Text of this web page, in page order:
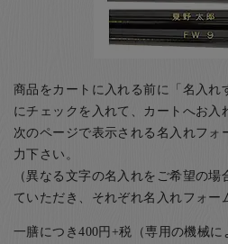
商品をカートに入れる前に「名入れ
にチェックを入れて、カートへお入
次のページで表示される名入れフォ
力下さい。
（異なる文字の名入れをご希望の
ていただき、それぞれ名入れフォー
一膳につき400円+税（専用の機械に